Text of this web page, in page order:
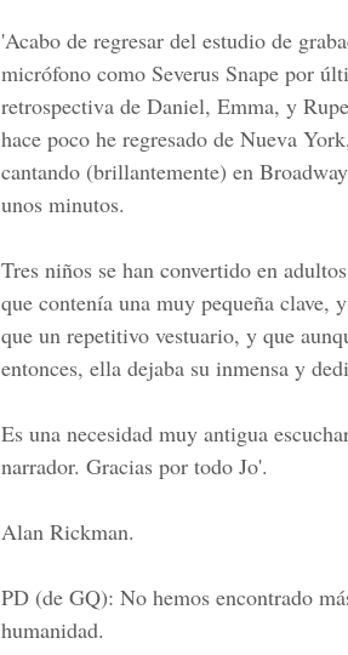
'Acabo de regresar del estudio de
micrófono como Severus Snape por
retrospectiva de Daniel, Emma, y
hace poco he regresado de Nueva
cantando (brillantemente) en
unos minutos.
Tres niños se han convertido en
que contenía una muy pequeña clave,
que un repetitivo vestuario, y que
entonces, ella dejaba su inmensa y
Es una necesidad muy antigua
narrador. Gracias por todo Jo'.
Alan Rickman.
PD (de GQ): No hemos encontrado
humanidad.